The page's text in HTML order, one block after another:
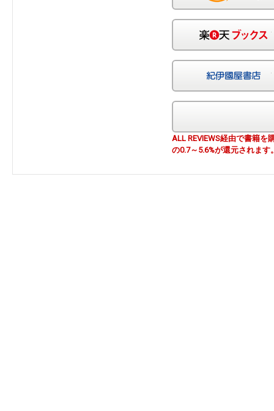
ALL REVIEWS経由で書籍
の0.7～5.6%が還元されます